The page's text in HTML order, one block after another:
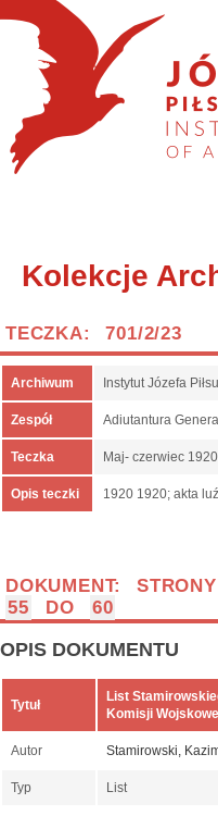
Kolekcje
TECZKA: 701/2/23
Archiwum Instytut Józefa
Zespół Adiutantura
Teczka Maj- czerwiec 1920
Opis teczki 1920 1920; akta
DOKUMENT:
55
DO 60
OPIS DOKUMENTU
Tytuł
List
Komisji
Autor Stamirowski,
Typ List